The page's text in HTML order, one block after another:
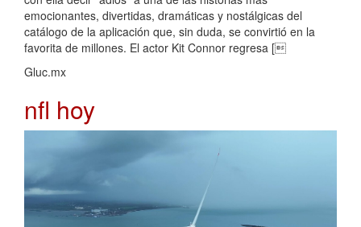
emocionantes, divertidas, dramáticas y nostálgicas del
catálogo de la aplicación que, sin duda, se convirtió en la
favorita de millones. El actor Kit Connor regresa [
Gluc.mx
nfl hoy